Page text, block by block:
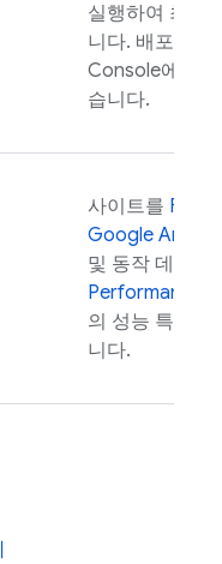
실행하여 최신
니다. 배포를
Console에서
습니다.
사이트를
Google
및 동작 데이터
Performance
의 성능 특성에
니다.